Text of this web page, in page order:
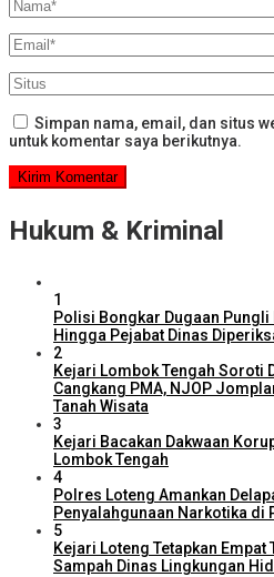
Simpan nama, email, dan situs
untuk komentar saya berikutnya.
Hukum & Kriminal
1
Polisi Bongkar Dugaan Pungli
Hingga Pejabat Dinas
2
Kejari Lombok Tengah Soroti
Cangkang PMA, NJOP
Tanah Wisata
3
Kejari Bacakan Dakwaan
Lombok Tengah
4
Polres Loteng Amankan
Penyalahgunaan Narkotika di
5
Kejari Loteng Tetapkan
Sampah Dinas Lingkungan